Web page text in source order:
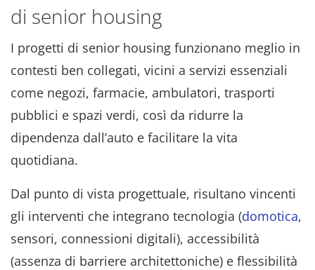
di senior housing
I progetti di senior housing funzionano meglio in
contesti ben collegati, vicini a servizi essenziali
come negozi, farmacie, ambulatori, trasporti
pubblici e spazi verdi, così da ridurre la
dipendenza dall’auto e facilitare la vita
quotidiana.
Dal punto di vista progettuale, risultano vincenti
gli interventi che integrano tecnologia (domotica,
sensori, connessioni digitali), accessibilità
(assenza di barriere architettoniche) e flessibilità